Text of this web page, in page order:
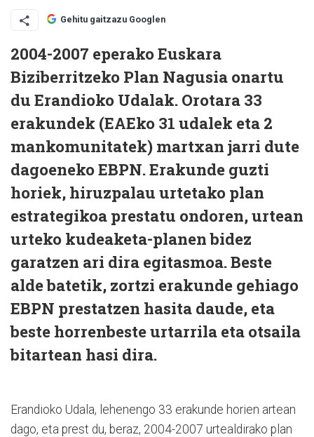
Gehitu gaitzazu Googlen
2004-2007 eperako Euskara
Biziberritzeko Plan Nagusia onartu
du Erandioko Udalak. Orotara 33
erakundek (EAEko 31 udalek eta 2
mankomunitatek) martxan jarri dute
dagoeneko EBPN. Erakunde guzti
horiek, hiruzpalau urtetako plan
estrategikoa prestatu ondoren, urtean
urteko kudeaketa-planen bidez
garatzen ari dira egitasmoa. Beste
alde batetik, zortzi erakunde gehiago
EBPN prestatzen hasita daude, eta
beste horrenbeste urtarrila eta otsaila
bitartean hasi dira.
Erandioko Udala, lehenengo 33 erakunde horien artean
dago, eta prest du, beraz, 2004-2007 urtealdirako plan